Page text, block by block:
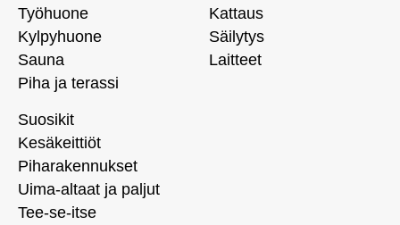
Työhuone
Kylpyhuone
Sauna
Piha ja terassi
Kattaus
Säilytys
Laitteet
Suosikit
Kesäkeittiöt
Piharakennukset
Uima-altaat ja paljut
Tee-se-itse